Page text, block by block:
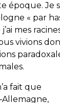
époque. Je
« par
mes
vivions
fait que